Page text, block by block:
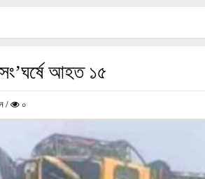
আহত ১৫
/ ০